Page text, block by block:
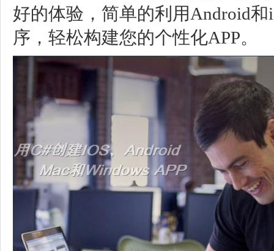
好的体验，简单的利用Android
序，轻松构建您的个性化APP。